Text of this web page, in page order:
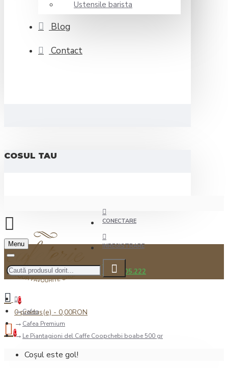
Ustensile barista
Blog
Contact
COSUL TAU
CONECTARE
INREGISTRARE
0722.505.222
Menu
0
0 produs(e) - 0,00RON
0
Coșul este gol!
Cafea
Cafea Premium
Le Piantagioni del Caffe Coopchebi boabe 500 gr